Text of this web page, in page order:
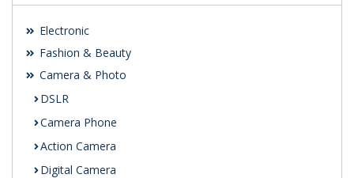
Electronic
Fashion & Beauty
Camera & Photo
DSLR
Camera Phone
Action Camera
Digital Camera